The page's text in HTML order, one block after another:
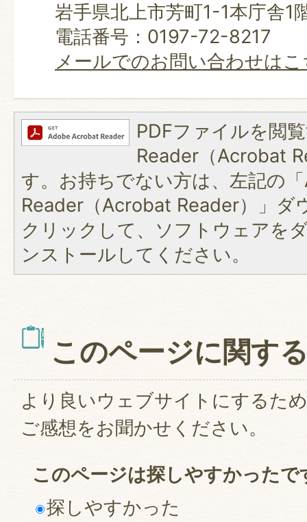
岩手県北上市芳町1-1本庁舎1
電話番号：0197-72-8217
メールでのお問い合わせは
PDFファイルを閲
Reader（Acrobat
す。お持ちでない方は、左記の
Reader（Acrobat Reader）」ダ
クリックして、ソフトウェアを
ンストールしてください。
このページに関す
より良いウェブサイトにするた
ご感想をお聞かせください。
このページは探しやすかったで
探しやすかった